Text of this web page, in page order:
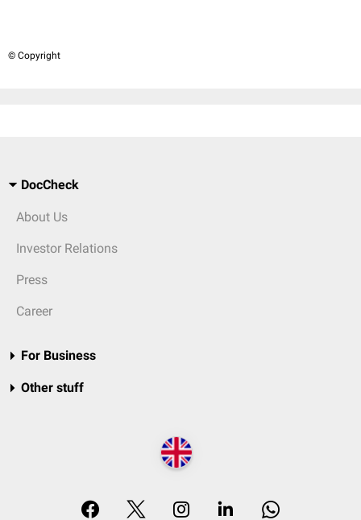
© Copyright
DocCheck
About Us
Investor Relations
Press
Career
For Business
Other stuff